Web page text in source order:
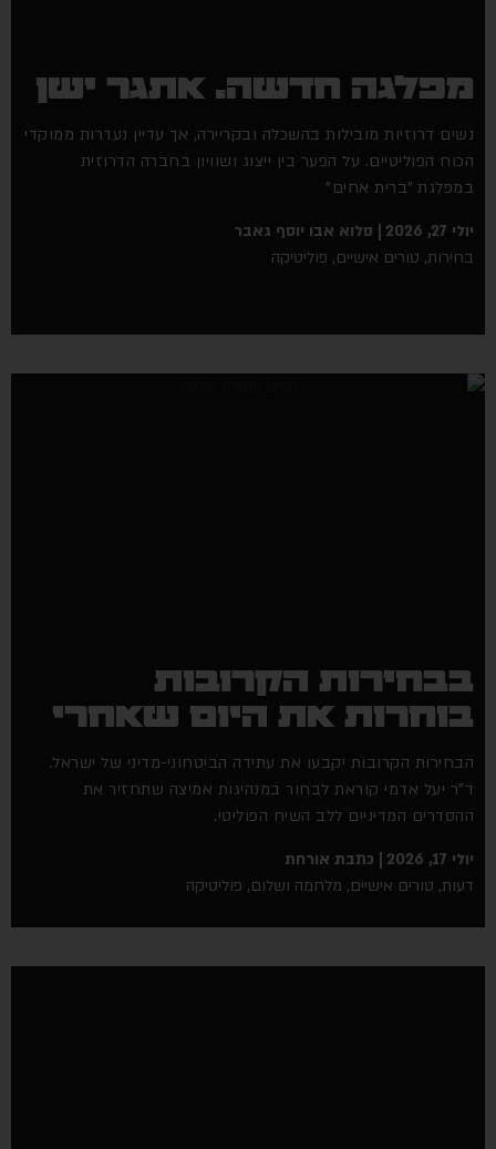
מפלגה חדשה. אתגר ישן
נשים דרוזיות מובילות בהשכלה ובקריירה, אך עדיין נעדרות ממוקדי
הכוח הפוליטיים. על הפער בין ייצוג ושוויון בחברה הדרוזית
במפלגת "ברית אחים"
יולי 27, 2026
סלוא אבו יוסף גאבר
בחירות,טורים אישיים,פוליטיקה
בבחירות הקרובות
בוחרות את היום שאחרי
הבחירות הקרובות יקבעו את עתידה הביטחוני-מדיני של ישראל.
ד"ר יעל אדמי קוראת לבחור במנהיגות אמיצה שתחזיר את
ההסדרים המדיניים ללב השיח הפוליטי.
יולי 17, 2026
כתבת אורחת
דעות,טורים אישיים,מלחמה ושלום,פוליטיקה